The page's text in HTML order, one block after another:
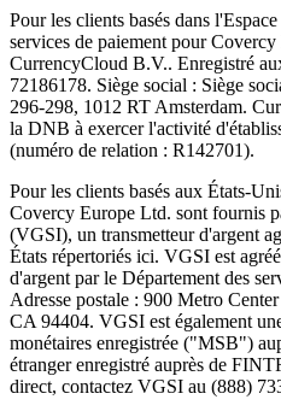
Pour les clients basés dans
services de paiement pour
CurrencyCloud B.V.. Enregistré
72186178. Siège social : Siège
296-298, 1012 RT Amsterdam.
la DNB à exercer l'activité
(numéro de relation : R142701).
Pour les clients basés aux États-
Covercy Europe Ltd. sont fournis
(VGSI), un transmetteur d'argent
États répertoriés ici. VGSI est
d'argent par le Département des
Adresse postale : 900 Metro
CA 94404. VGSI est également
monétaires enregistrée ("MSB")
étranger enregistré auprès de
direct, contactez VGSI au (888)